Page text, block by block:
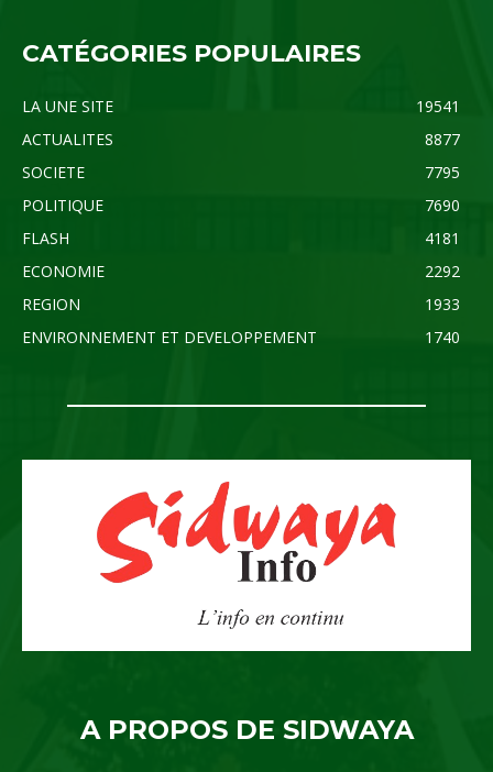
CATÉGORIES POPULAIRES
LA UNE SITE
19541
ACTUALITES
8877
SOCIETE
7795
POLITIQUE
7690
FLASH
4181
ECONOMIE
2292
REGION
1933
ENVIRONNEMENT ET DEVELOPPEMENT
1740
A PROPOS DE SIDWAYA